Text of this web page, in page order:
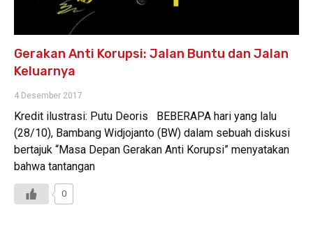
Gerakan Anti Korupsi: Jalan Buntu dan Jalan
Keluarnya
4 Desember 2017
Kredit ilustrasi: Putu Deoris BEBERAPA hari yang lalu
(28/10), Bambang Widjojanto (BW) dalam sebuah diskusi
bertajuk “Masa Depan Gerakan Anti Korupsi” menyatakan
bahwa tantangan
0